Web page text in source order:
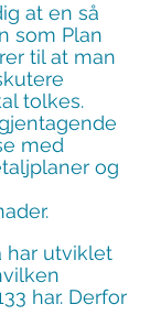
at en så
som Plan
til at man
tolkes.
med
og
har utviklet
har. Derfor